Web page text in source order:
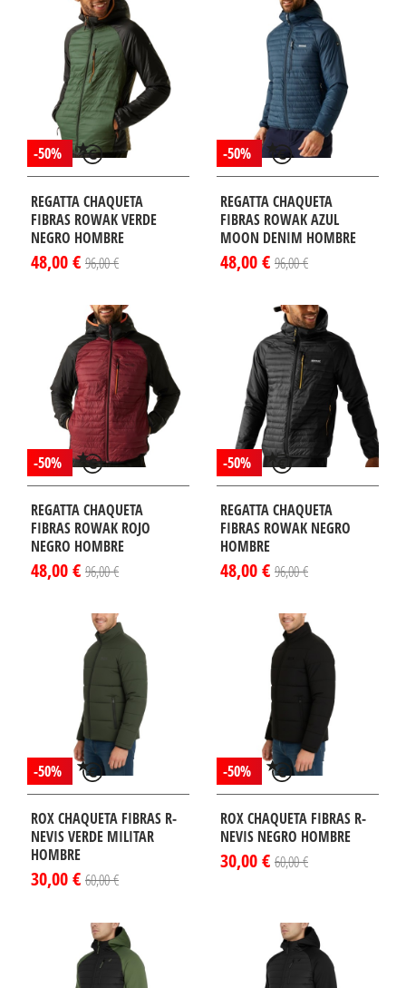
-50%
REGATTA CHAQUETA
FIBRAS ROWAK VERDE
NEGRO HOMBRE
48,00 € 96,00 €
-50%
REGATTA CHAQUETA
FIBRAS ROWAK AZUL
MOON DENIM HOMBRE
48,00 € 96,00 €
-50%
REGATTA CHAQUETA
FIBRAS ROWAK ROJO
NEGRO HOMBRE
48,00 € 96,00 €
-50%
REGATTA CHAQUETA
FIBRAS ROWAK NEGRO
HOMBRE
48,00 € 96,00 €
-50%
ROX CHAQUETA FIBRAS R-
NEVIS VERDE MILITAR
HOMBRE
30,00 € 60,00 €
-50%
ROX CHAQUETA FIBRAS R-
NEVIS NEGRO HOMBRE
30,00 € 60,00 €